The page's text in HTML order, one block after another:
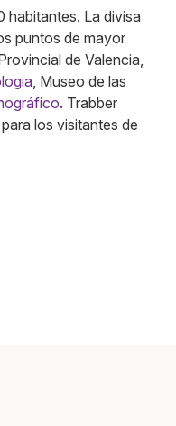
habitantes. La divisa
puntos de mayor
de Valencia,
, Museo de las
. Trabber
los visitantes de